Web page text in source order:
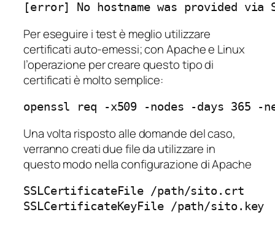
[error] No hostname was provided via
Per eseguire i test è meglio utilizzare
certificati auto-emessi; con Apache e Linux
l’operazione per creare questo tipo di
certificati è molto semplice:
openssl req -x509 -nodes -days
Una volta risposto alle domande del caso,
verranno creati due file da utilizzare in
questo modo nella configurazione di Apache
SSLCertificateFile /path/sito.crt
SSLCertificateKeyFile /path/sito.key